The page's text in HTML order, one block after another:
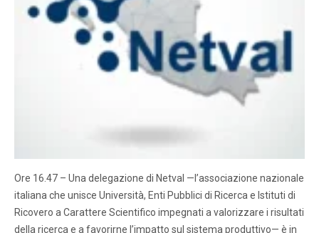
Ore 16.47 – Una delegazione di Netval —l’associazione nazionale
italiana che unisce Università, Enti Pubblici di Ricerca e Istituti di
Ricovero a Carattere Scientifico impegnati a valorizzare i risultati
della ricerca e a favorirne l’impatto sul sistema produttivo— è in